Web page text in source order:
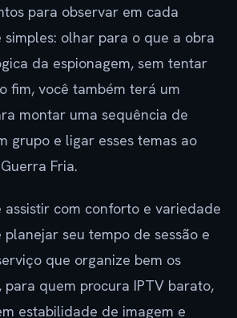
para observar em cada
simples: olhar para o que a obra
da espionagem, sem tentar
fim, você também terá um
montar uma sequência de
grupo e ligar esses temas ao
Fria.
assistir com conforto e variedade
seu tempo de sessão e
que organize bem os
para quem procura IPTV barato,
estabilidade de imagem e